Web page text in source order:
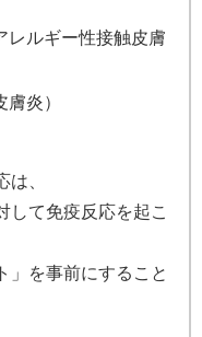
レルギー性接触皮膚
炎）
は、
して免疫反応を起こ
」を事前にすること